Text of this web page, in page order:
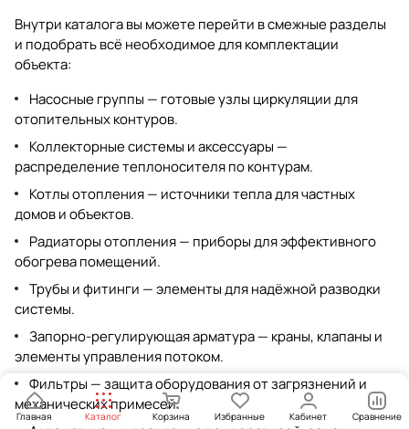
Внутри каталога вы можете перейти в смежные разделы
и подобрать всё необходимое для комплектации
объекта:
Насосные группы — готовые узлы циркуляции для
отопительных контуров.
Коллекторные системы и аксессуары —
распределение теплоносителя по контурам.
Котлы отопления— источники тепла для частных
домов и объектов.
Радиаторы отопления— приборы для эффективного
обогрева помещений.
Трубы и фитинги — элементы для надёжной разводки
системы.
Запорно-регулирующая арматура— краны, клапаны и
элементы управления потоком.
Фильтры — защита оборудования от загрязнений и
механических примесей.
Главная Каталог Корзина Избранные Кабинет Сравнение